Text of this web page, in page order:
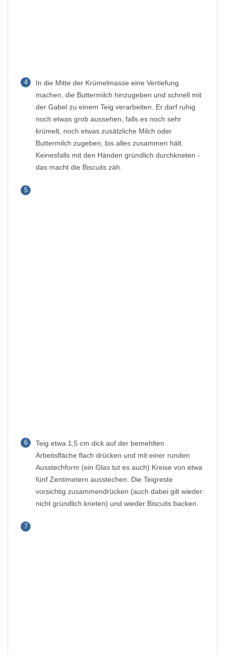
4
In die Mitte der Krümelmasse eine Vertiefung
machen, die Buttermilch hinzugeben und schnell mit
der Gabel zu einem Teig verarbeiten. Er darf ruhig
noch etwas grob aussehen, falls es noch sehr
krümelt, noch etwas zusätzliche Milch oder
Buttermilch zugeben, bis alles zusammen hält.
Keinesfalls mit den Händen gründlich durchkneten -
das macht die Biscuits zäh.
5
6
Teig etwa 1,5 cm dick auf der bemehlten
Arbeitsfläche flach drücken und mit einer runden
Ausstechform (ein Glas tut es auch) Kreise von etwa
fünf Zentimetern ausstechen. Die Teigreste
vorsichtig zusammendrücken (auch dabei gilt wieder:
nicht gründlich kneten) und wieder Biscuits backen.
7